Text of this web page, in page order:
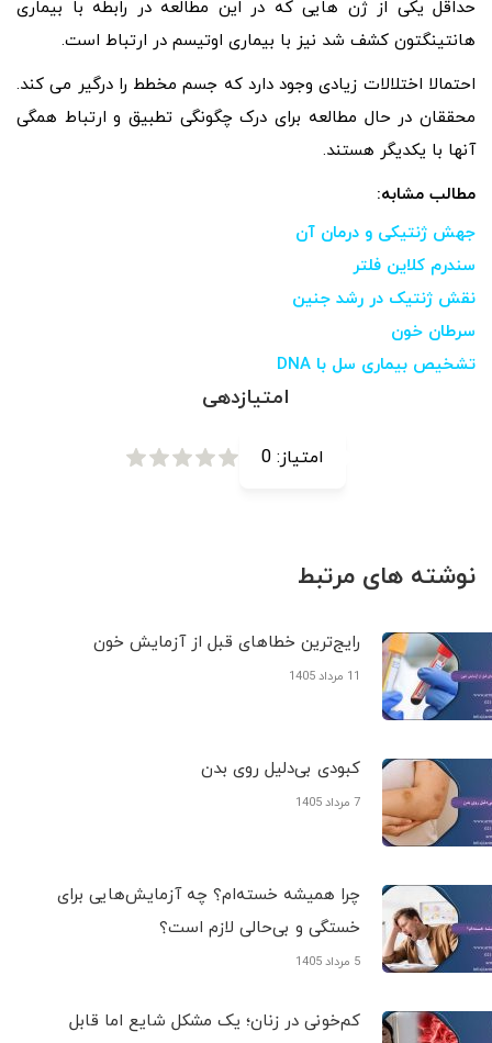
حداقل یکی از ژن هایی که در این مطالعه در رابطه با بیماری
هانتینگتون کشف شد نیز با بیماری اوتیسم در ارتباط است.
احتمالا اختلالات زیادی وجود دارد که جسم مخطط را درگیر می کند.
محققان در حال مطالعه برای درک چگونگی تطبیق و ارتباط همگی
آنها با یکدیگر هستند.
مطالب مشابه:
جهش ژنتیکی و درمان آن
سندرم کلاین فلتر
نقش ژنتیک در رشد جنین
سرطان خون
تشخیص بیماری سل با DNA
امتیازدهی
امتیاز: 0
نوشته های مرتبط
رایج‌ترین خطاهای قبل از آزمایش خون
11 مرداد 1405
کبودی‌ بی‌دلیل روی بدن
7 مرداد 1405
چرا همیشه خسته‌ام؟ چه آزمایش‌هایی برای
خستگی و بی‌حالی لازم است؟
5 مرداد 1405
کم‌خونی در زنان؛ یک مشکل شایع اما قابل